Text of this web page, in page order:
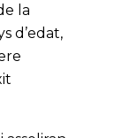
la
d’edat,